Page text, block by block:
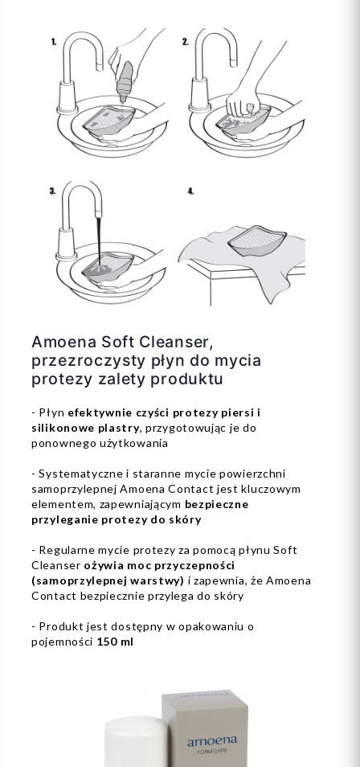
Amoena Soft Cleanser,
przezroczysty płyn do mycia
protezy zalety produktu
- Płyn efektywnie czyści protezy piersi i
silikonowe plastry, przygotowując je do
ponownego użytkowania
- Systematyczne i staranne mycie powierzchni
samoprzylepnej Amoena Contact jest kluczowym
elementem, zapewniającym bezpieczne
przyleganie protezy do skóry
- Regularne mycie protezy za pomocą płynu Soft
Cleanser ożywia moc przyczepności
(samoprzylepnej warstwy) i zapewnia, że Amoena
Contact bezpiecznie przylega do skóry
- Produkt jest dostępny w opakowaniu o
pojemności 150 ml